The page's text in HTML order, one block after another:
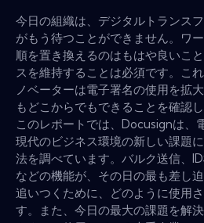
今日の組織は、デジタルトランス
がもう待つことができません。ワ
順を置き換えるのはもはや良いこ
スを維持することは必須です。こ
ノベーターは電子署名の使用を拡
もどこからでもできることを確認し
このレポートでは、Docusignは、
現代のビジネス環境の新しい課題
法を調べています。バルク送信、
などの機能が、その日の最も差し
追いつくために、どのように使用
す。また、今日の最大の課題を解